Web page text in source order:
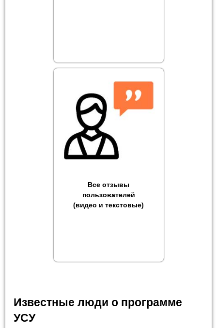
Все отзывы
пользователей
(видео и текстовые)
Известные люди о программе
УСУ